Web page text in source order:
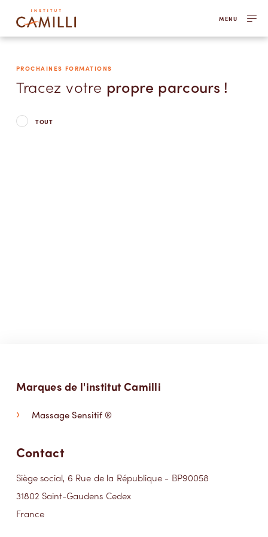
MENU
PROCHAINES FORMATIONS
Tracez votre propre parcours !
TOUT
Marques de l'institut Camilli
Massage Sensitif ®
Contact
Siège social, 6 Rue de la République - BP90058
31802 Saint-Gaudens Cedex
France